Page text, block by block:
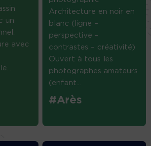
un
avec
Architecture en noir en
blanc (ligne –
perspective –
contrastes – créativité)
Ouvert à tous les
photographes amateurs
(enfant...
#Arès